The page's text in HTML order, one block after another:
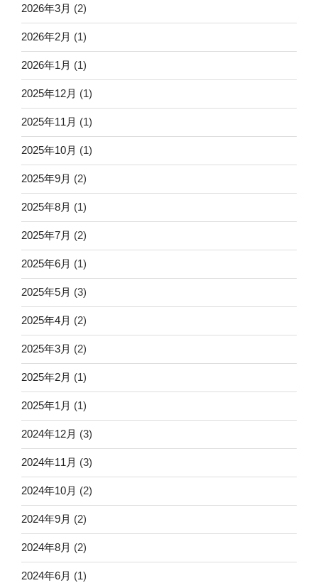
2026年3月 (2)
2026年2月 (1)
2026年1月 (1)
2025年12月 (1)
2025年11月 (1)
2025年10月 (1)
2025年9月 (2)
2025年8月 (1)
2025年7月 (2)
2025年6月 (1)
2025年5月 (3)
2025年4月 (2)
2025年3月 (2)
2025年2月 (1)
2025年1月 (1)
2024年12月 (3)
2024年11月 (3)
2024年10月 (2)
2024年9月 (2)
2024年8月 (2)
2024年6月 (1)